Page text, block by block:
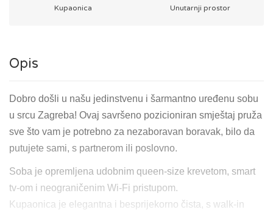
Kupaonica Unutarnji prostor
Opis
Dobro došli u našu jedinstvenu i šarmantno uređenu sobu
u srcu Zagreba! Ovaj savršeno pozicioniran smještaj pruža
sve što vam je potrebno za nezaboravan boravak, bilo da
putujete sami, s partnerom ili poslovno.
Soba je opremljena udobnim queen-size krevetom, smart
tv-om i neograničenim Wi-Fi pristupom.
Kupaonica je elegantna i besprijekorno čista, s walk-in